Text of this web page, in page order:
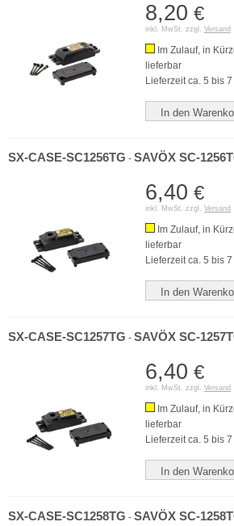
8,20 €
inkl. MwSt. zzgl. Versand
Im Zulauf, in
lieferbar
Lieferzeit ca. 5 bis
In den
SX-CASE-SC1256TG - SAVÖX SC-
6,40 €
inkl. MwSt. zzgl. Versand
Im Zulauf, in
lieferbar
Lieferzeit ca. 5 bis
In den
SX-CASE-SC1257TG - SAVÖX SC-
6,40 €
inkl. MwSt. zzgl. Versand
Im Zulauf, in
lieferbar
Lieferzeit ca. 5 bis
In den
SX-CASE-SC1258TG - SAVÖX SC-